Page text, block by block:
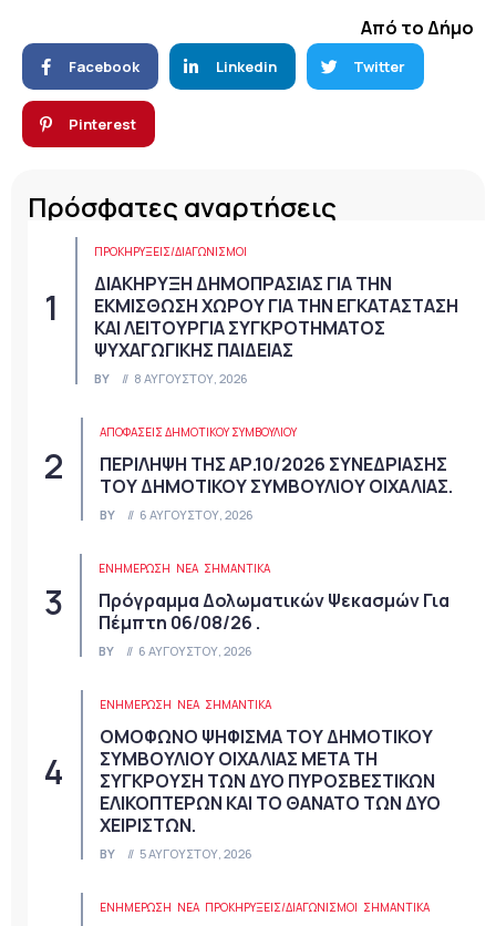
Από το Δήμο
Facebook Linkedin Twitter
Pinterest
Πρόσφατες αναρτήσεις
ΠΡΟΚΗΡΎΞΕΙΣ/ΔΙΑΓΩΝΙΣΜΟΊ
ΔΙΑΚΗΡΥΞΗ ΔΗΜΟΠΡΑΣΙΑΣ ΓΙΑ ΤΗΝ
ΕΚΜΙΣΘΩΣΗ ΧΩΡΟΥ ΓΙΑ ΤΗΝ ΕΓΚΑΤΑΣΤΑΣΗ
ΚΑΙ ΛΕΙΤΟΥΡΓΙΑ ΣΥΓΚΡΟΤΗΜΑΤΟΣ
ΨΥΧΑΓΩΓΙΚΗΣ ΠΑΙΔΕΙΑΣ
BY 8 ΑΥΓΟΎΣΤΟΥ, 2026
ΑΠΟΦΆΣΕΙΣ ΔΗΜΟΤΙΚΟΎ ΣΥΜΒΟΥΛΊΟΥ
ΠΕΡΙΛΗΨΗ ΤΗΣ ΑΡ.10/2026 ΣΥΝΕΔΡΙΑΣΗΣ
ΤΟΥ ΔΗΜΟΤΙΚΟΥ ΣΥΜΒΟΥΛΙΟΥ ΟΙΧΑΛΙΑΣ.
BY 6 ΑΥΓΟΎΣΤΟΥ, 2026
ΕΝΗΜΕΡΩΣΗ ΝΈΑ ΣΗΜΑΝΤΙΚΆ
Πρόγραμμα Δολωματικών Ψεκασμών Για
Πέμπτη 06/08/26 .
BY 6 ΑΥΓΟΎΣΤΟΥ, 2026
ΕΝΗΜΕΡΩΣΗ ΝΈΑ ΣΗΜΑΝΤΙΚΆ
ΟΜΟΦΩΝΟ ΨΗΦΙΣΜΑ ΤΟΥ ΔΗΜΟΤΙΚΟΥ
ΣΥΜΒΟΥΛΙΟΥ ΟΙΧΑΛΙΑΣ ΜΕΤΑ ΤΗ
ΣΥΓΚΡΟΥΣΗ ΤΩΝ ΔΥΟ ΠΥΡΟΣΒΕΣΤΙΚΩΝ
ΕΛΙΚΟΠΤΕΡΩΝ ΚΑΙ ΤΟ ΘΑΝΑΤΟ ΤΩΝ ΔΥΟ
ΧΕΙΡΙΣΤΩΝ.
BY 5 ΑΥΓΟΎΣΤΟΥ, 2026
ΕΝΗΜΕΡΩΣΗ ΝΈΑ ΠΡΟΚΗΡΎΞΕΙΣ/ΔΙΑΓΩΝΙΣΜΟΊ ΣΗΜΑΝΤΙΚΆ